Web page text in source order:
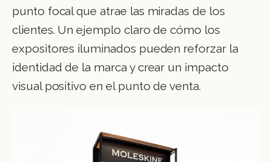
punto focal que atrae las miradas de los
clientes. Un ejemplo claro de cómo los
expositores iluminados pueden reforzar la
identidad de la marca y crear un impacto
visual positivo en el punto de venta.